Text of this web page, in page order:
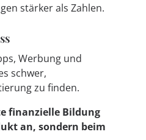
stärker als Zahlen.
Werbung und
schwer,
zu finden.
finanzielle Bildung
an, sondern beim